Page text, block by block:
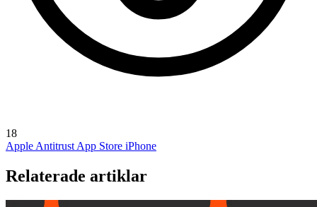
18
Apple Antitrust App Store iPhone
Relaterade artiklar